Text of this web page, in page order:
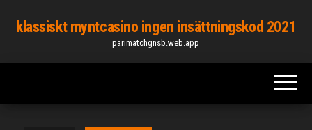
content
klassiskt myntcasino ingen insättningskod 2021
parimatchgnsb.web.app